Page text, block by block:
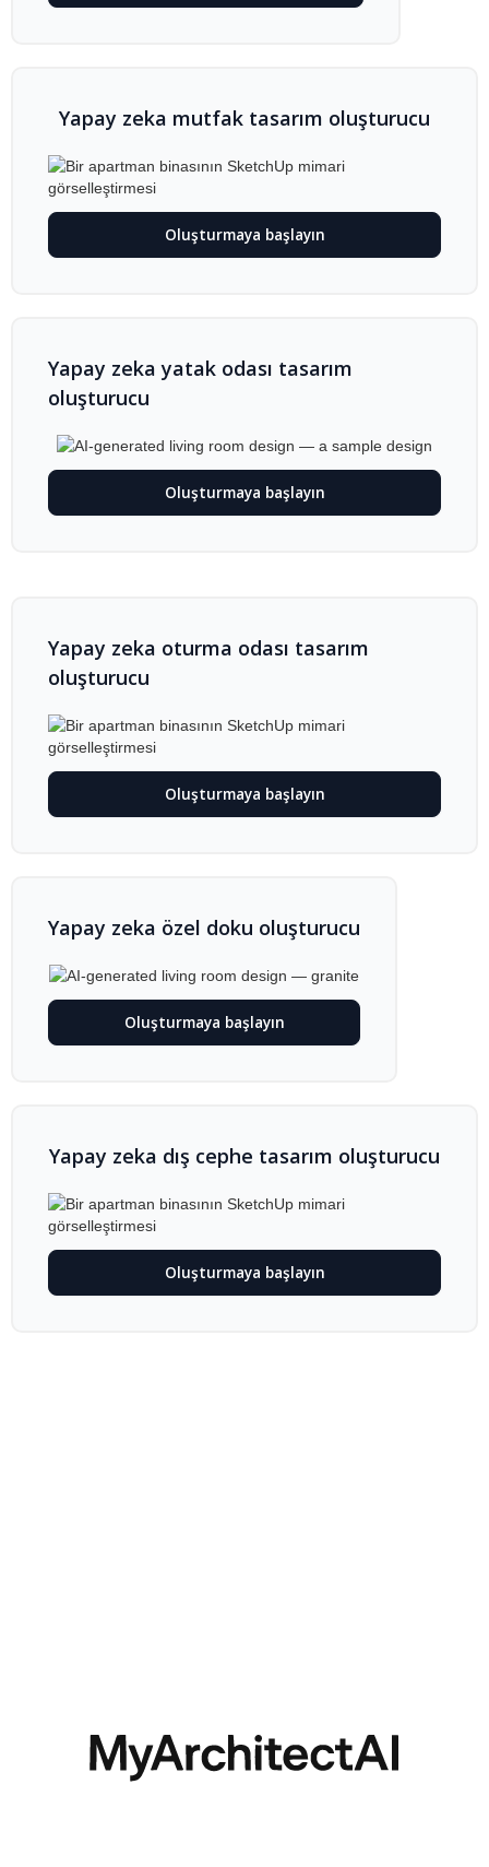
Yapay zeka mutfak tasarım oluşturucu
Oluşturmaya başlayın
Yapay zeka yatak odası tasarım
oluşturucu
Oluşturmaya başlayın
Yapay zeka oturma odası tasarım
oluşturucu
Oluşturmaya başlayın
Yapay zeka özel doku oluşturucu
Oluşturmaya başlayın
Yapay zeka dış cephe tasarım oluşturucu
Oluşturmaya başlayın